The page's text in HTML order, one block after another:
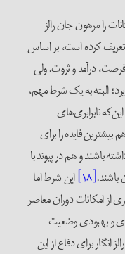
را مرهون جان رالز
کرده است، بر اساس
درآمد و ثروت. ولی
البته به یک شرط مهم،
نابرابری‌های
فایده را برای
باشند و هم در پیوند با
[۱۸]
این شرط اما
از امکانات دوران معاصر
و بهبودی وضعیت
انگار برای دفاع از این